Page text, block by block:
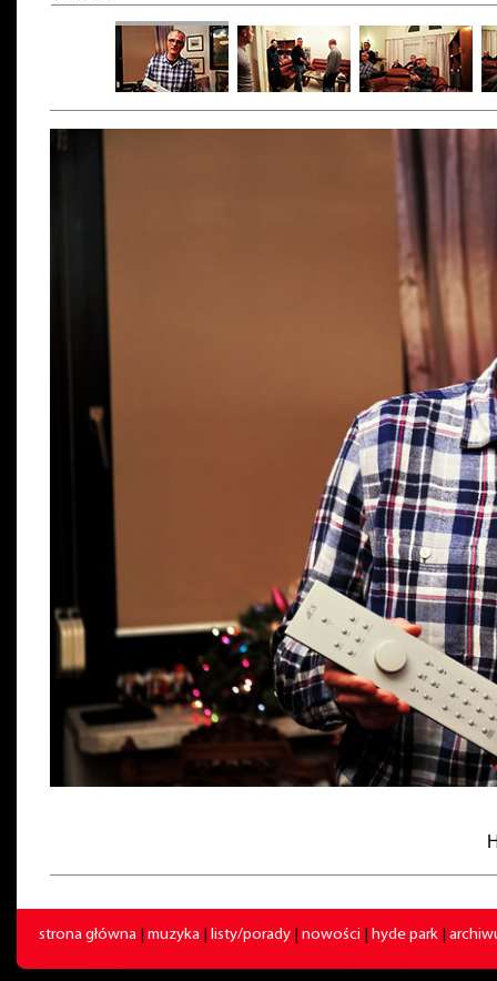
strona główna muzyka listy/porady nowości hyde park